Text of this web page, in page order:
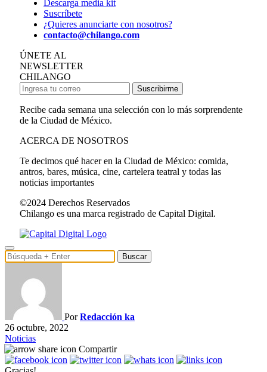
Descarga media kit
Suscríbete
¿Quieres anunciarte con nosotros?
contacto@chilango.com
ÚNETE AL
NEWSLETTER
CHILANGO
Suscribirme
Recibe cada semana una selección con lo más sorprendente
de la Ciudad de México.
ACERCA DE NOSOTROS
Te decimos qué hacer en la Ciudad de México: comida,
antros, bares, música, cine, cartelera teatral y todas las
noticias importantes
©2024 Derechos Reservados
Chilango es una marca registrado de Capital Digital.
Buscar
PorRedacción ka
26 octubre, 2022
Noticias
Compartir